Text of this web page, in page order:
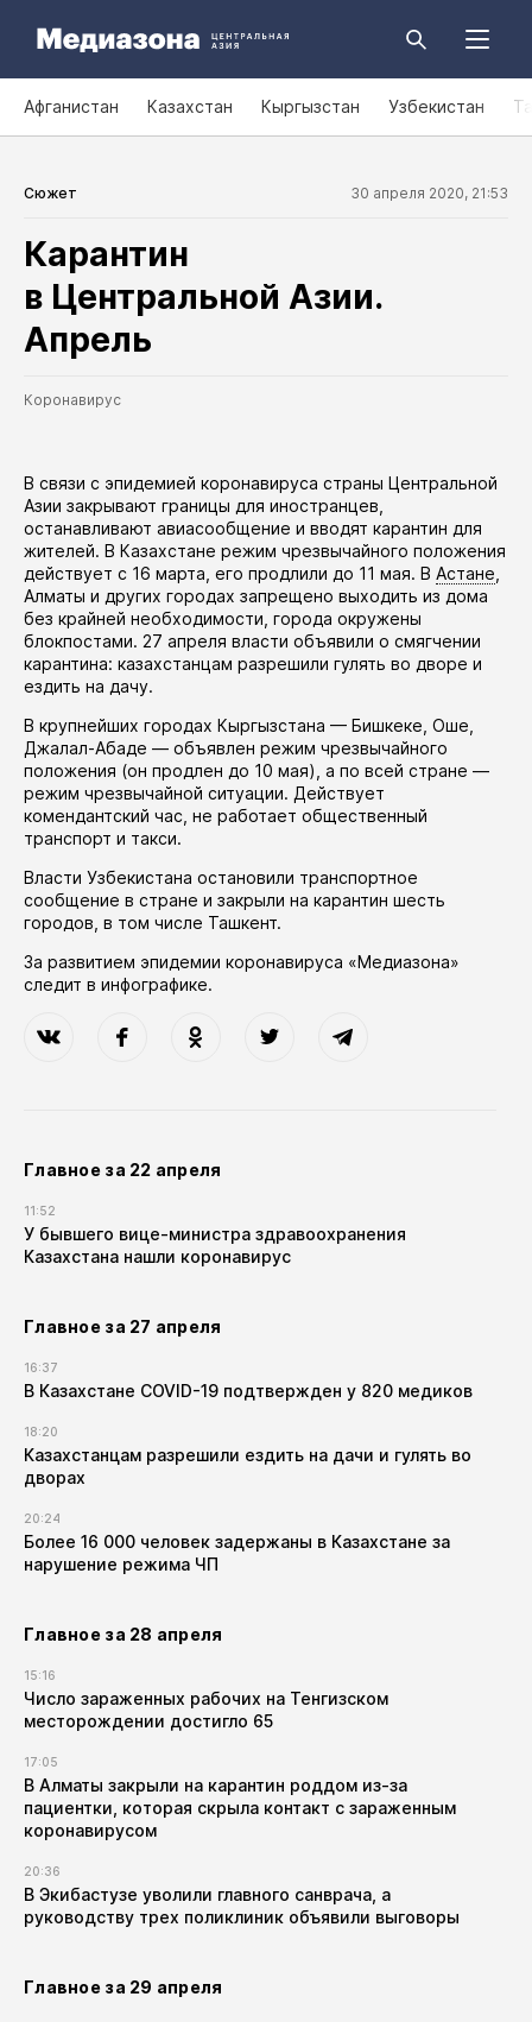
Афганистан Казахстан Кыргызстан Узбекистан
Сюжет 30 апреля 2020, 21:53
Карантин
в Центральной Азии.
Апрель
Коронавирус
В связи с эпидемией коронавируса страны Центральной
Азии закрывают границы для иностранцев,
останавливают авиасообщение и вводят карантин для
жителей. В Казахстане режим чрезвычайного положения
действует с 16 марта, его продлили до 11 мая. В Астане
Алматы и других городах запрещено выходить из дома
без крайней необходимости, города окружены
блокпостами. 27 апреля власти объявили о смягчении
карантина: казахстанцам разрешили гулять во дворе и
ездить на дачу.
В крупнейших городах Кыргызстана — Бишкеке, Оше,
Джалал-Абаде — объявлен режим чрезвычайного
положения (он продлен до 10 мая), а по всей стране —
режим чрезвычайной ситуации. Действует
комендантский час, не работает общественный
транспорт и такси.
Власти Узбекистана остановили транспортное
сообщение в стране и закрыли на карантин шесть
городов, в том числе Ташкент.
За развитием эпидемии коронавируса «Медиазона»
следит в инфографике.
Главное за 22 апреля
11:52
У бывшего вице-министра здравоохранения
Казахстана нашли коронавирус
Главное за 27 апреля
16:37
В Казахстане COVID-19 подтвержден у 820 медиков
18:20
Казахстанцам разрешили ездить на дачи и гулять во
дворах
20:24
Более 16 000 человек задержаны в Казахстане за
нарушение режима ЧП
Главное за 28 апреля
15:16
Число зараженных рабочих на Тенгизском
месторождении достигло 65
17:05
В Алматы закрыли на карантин роддом из-за
пациентки, которая скрыла контакт с зараженным
коронавирусом
20:36
В Экибастузе уволили главного санврача, а
руководству трех поликлиник объявили выговоры
Главное за 29 апреля